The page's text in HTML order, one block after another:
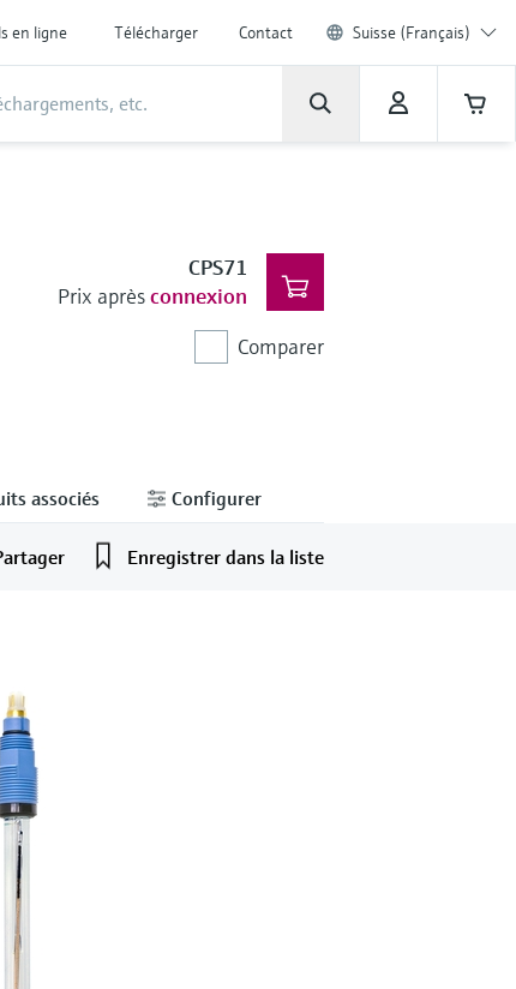
en ligne Télécharger Contact Suisse (Français)
CPS71
Prix aprèsconnexion
Comparer
associés Configurer
Enregistrer dans la liste